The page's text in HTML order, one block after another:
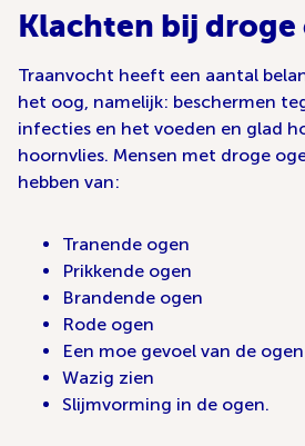
Klachten bij droge
Traanvocht heeft een aantal
het oog, namelijk: beschermen
infecties en het voeden en glad
hoornvlies. Mensen met droge
hebben van:
Tranende ogen
Prikkende ogen
Brandende ogen
Rode ogen
Een moe gevoel van de ogen
Wazig zien
Slijmvorming in de ogen.